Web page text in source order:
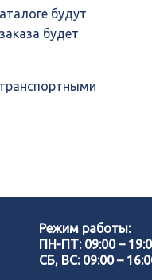
будут
будет
Режим работы:
ПН-ПТ: 09:00 –
СБ, ВС: 09:00 –